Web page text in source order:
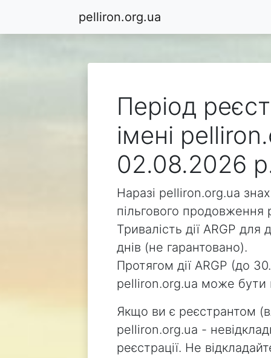
pelliron.org.ua
Період
імені
02.08.2026
Наразі pelliron.org.ua
пільгового продовження
Тривалість дії ARGP
днів (не гарантовано).
Протягом дії ARGP (до
pelliron.org.ua може бути
Якщо ви є реєстрантом
pelliron.org.ua -
реєстрації. Не